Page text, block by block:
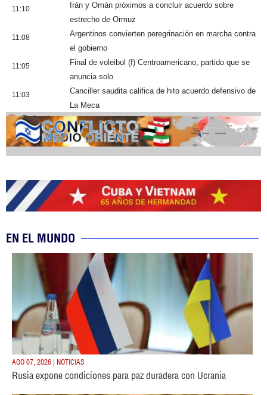
11:10
Irán y Omán próximos a concluir acuerdo sobre
estrecho de Ormuz
11:08
Argentinos convierten peregrinación en marcha contra
el gobierno
11:05
Final de voleibol (f) Centroamericano, partido que se
anuncia solo
11:03
Canciller saudita califica de hito acuerdo defensivo de
La Meca
Cobertura
EN EL MUNDO
AGO 07, 2026 | NOTICIAS
Rusia expone condiciones para paz duradera con Ucrania